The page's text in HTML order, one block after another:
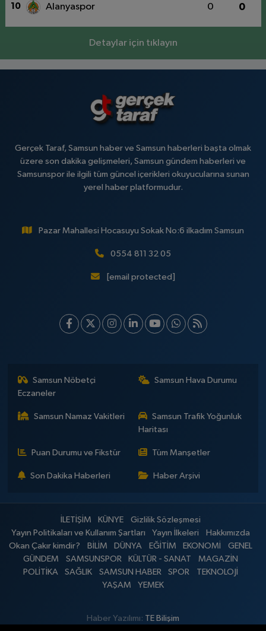
10 Alanyaspor 0 0
Detaylar için tıklayın
Gerçek Taraf, Samsun haber ve Samsun haberleri başta olmak
üzere son dakika gelişmeleri, Samsun gündem haberleri ve
Samsunspor ile ilgili tüm güncel içerikleri okuyucularına sunan
yerel haber platformudur.
Pazar Mahallesi Hocasuyu Sokak No:6 ilkadım Samsun
0554 811 32 05
[email protected]
Samsun Nöbetçi
Eczaneler
Samsun Hava Durumu
Samsun Namaz Vakitleri
Samsun Trafik Yoğunluk
Haritası
Puan Durumu ve Fikstür Tüm Manşetler
Son Dakika Haberleri Haber Arşivi
İLETİŞİM KÜNYE
Gizlilik Sözleşmesi
Yayın Politikaları ve Kullanım Şartları
Yayın İlkeleri
Hakkımızda
Okan Çakır kimdir?
BİLİM DÜNYA EĞİTİM EKONOMİ
GENEL
GÜNDEM
SAMSUNSPOR KÜLTÜR - SANAT
MAGAZİN
POLİTİKA
SAĞLIK SAMSUN HABER SPOR
TEKNOLOJİ
YAŞAM
YEMEK
Haber Yazılımı: TE Bilişim